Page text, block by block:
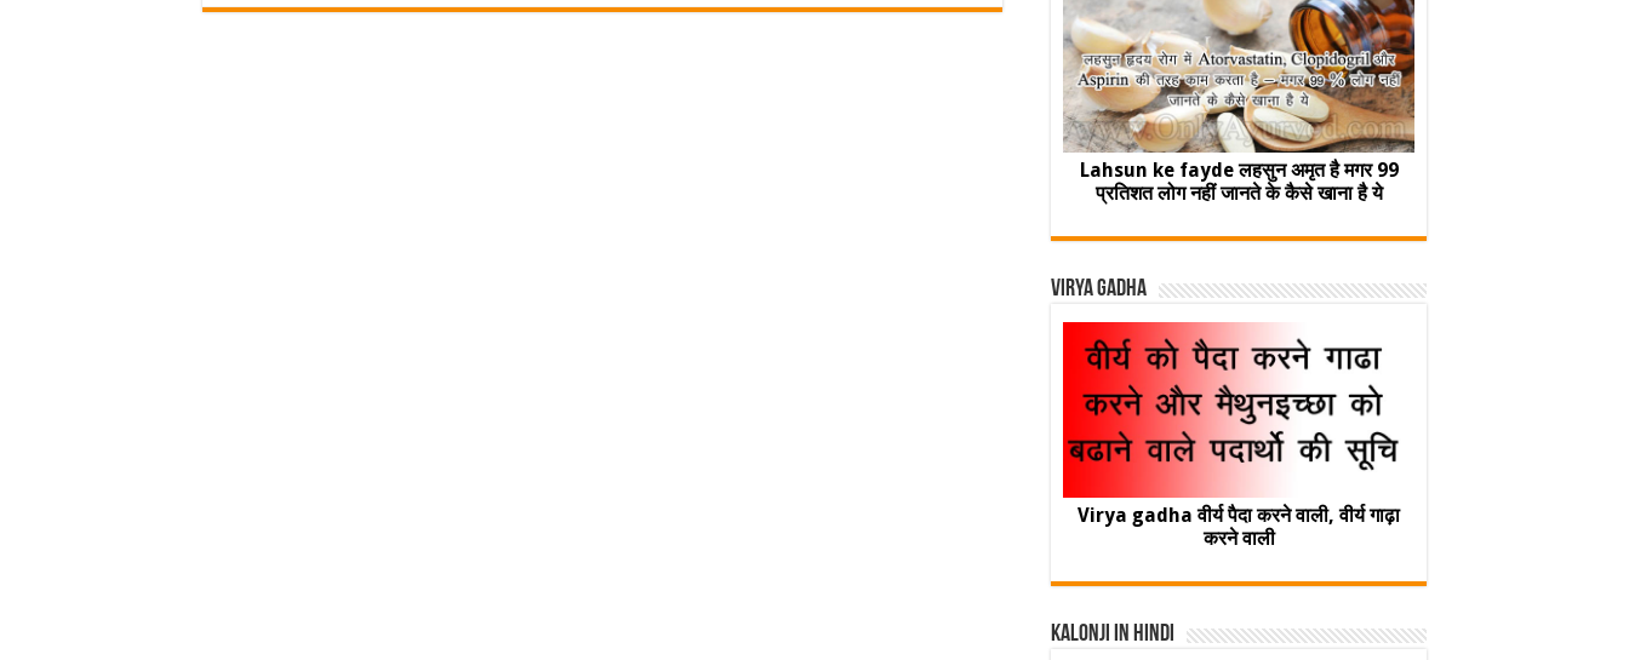
Lahsun ke fayde लहसुन अमृत है मगर 99
प्रतिशत लोग नहीं जानते के कैसे खाना है ये
Virya Gadha
Virya gadha वीर्य पैदा करने वाली, वीर्य गाढ़ा
करने वाली
Kalonji In Hindi